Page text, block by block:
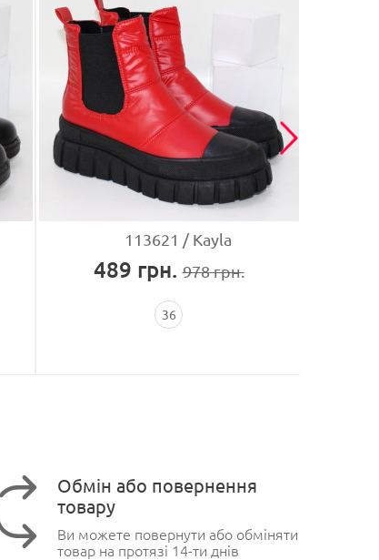
113621 Kayla
489 грн. 978грн.
36
Обмін або повернення
товару
Ви можете повернути або обміняти
товар на протязі 14-ти днів